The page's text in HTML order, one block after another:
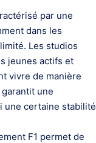
par une
dans les
Les studios
jeunes actifs et
vivre de manière
une
une certaine stabilité
F1 permet de